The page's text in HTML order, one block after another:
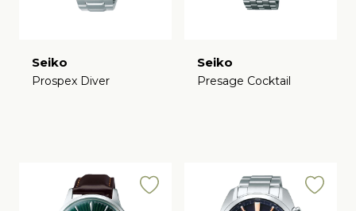
Seiko
Prospex Diver
Seiko
Presage Cocktail